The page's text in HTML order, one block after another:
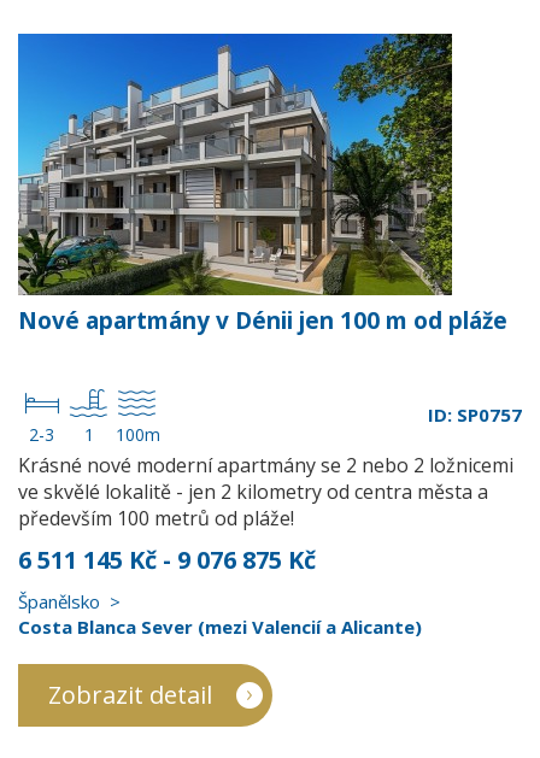
Nové apartmány v Dénii jen 100 m od pláže
2-3 1 100m
ID: SP0757
Krásné nové moderní apartmány se 2 nebo 2 ložnicemi
ve skvělé lokalitě - jen 2 kilometry od centra města a
především 100 metrů od pláže!
6 511 145 Kč - 9 076 875 Kč
Španělsko
Costa Blanca Sever (mezi Valencií a Alicante)
Zobrazit detail